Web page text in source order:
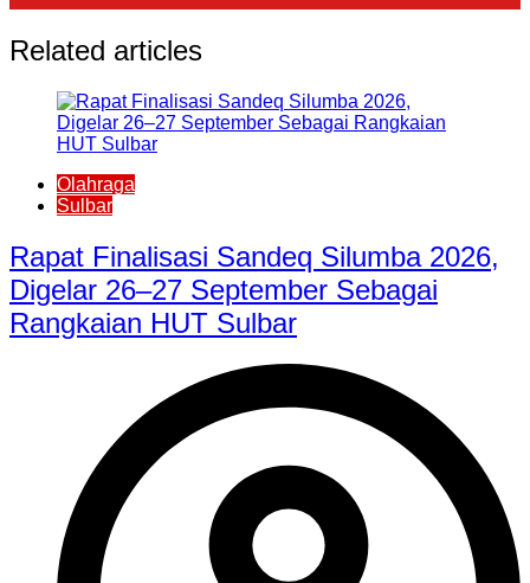
Related articles
Olahraga
Sulbar
Rapat Finalisasi Sandeq Silumba 2026,
Digelar 26–27 September Sebagai
Rangkaian HUT Sulbar